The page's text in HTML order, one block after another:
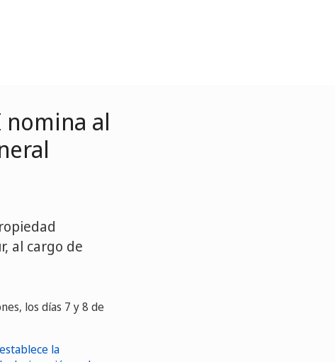
nomina al
al cargo de
los días 7 y 8 de
la